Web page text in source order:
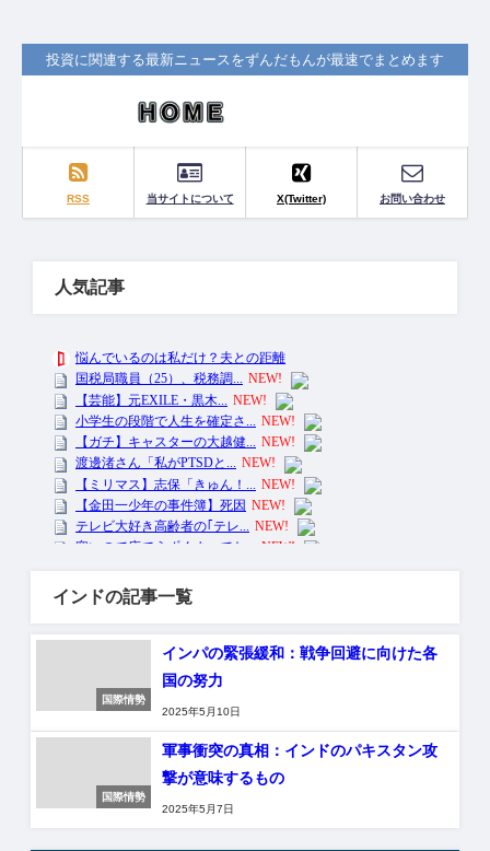
投資に関連する最新ニュースをずんだもんが最速でまとめます
RSS 当サイトについて X(Twitter) お問い合わせ
人気記事
インドの記事一覧
国際情勢
インパの緊張緩和：戦争回避に向けた各
国の努力
2025年5月10日
国際情勢
軍事衝突の真相：インドのパキスタン攻
撃が意味するもの
2025年5月7日